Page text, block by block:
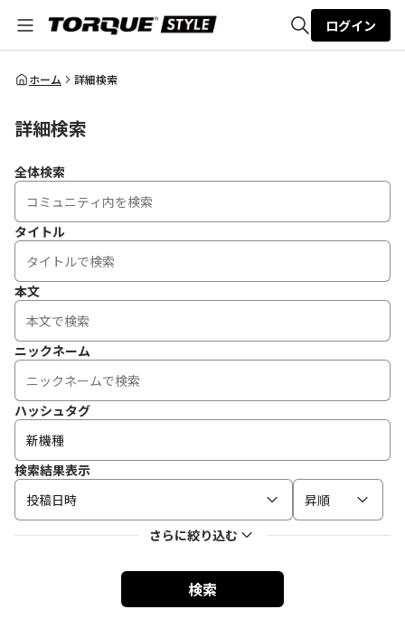
全体検索
ログイン
ホーム 詳細検索
詳細検索
全体検索
タイトル
本文
ニックネーム
ハッシュタグ
検索結果表示
投稿日時
昇順
さらに絞り込む
検索